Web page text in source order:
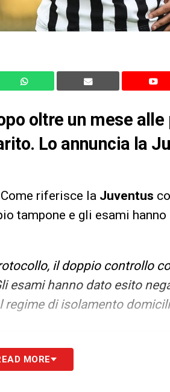
oltre un mese alle
Lo annuncia la
riferisce la Juventus
tampone e gli esami
il doppio controllo
esami hanno dato esito
di isolamento
nostra Newsletter
MORE